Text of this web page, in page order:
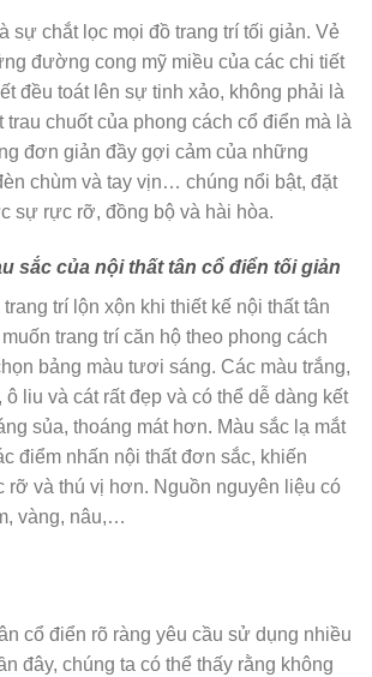
sự chắt lọc mọi đồ trang trí tối giản. Vẻ
đường cong mỹ miều của các chi tiết
đều toát lên sự tinh xảo, không phải là
chuốt của phong cách cổ điển mà là
đơn giản đầy gợi cảm của những
chùm và tay vịn… chúng nổi bật, đặt
sự rực rỡ, đồng bộ và hài hòa.
sắc của nội thất tân cổ điển tối giản
trí lộn xộn khi thiết kế nội thất tân
trang trí căn hộ theo phong cách
bảng màu tươi sáng. Các màu trắng,
liu và cát rất đẹp và có thể dễ dàng kết
sủa, thoáng mát hơn. Màu sắc lạ mắt
điểm nhấn nội thất đơn sắc, khiến
rỡ và thú vị hơn. Nguồn nguyên liệu có
vàng, nâu,…
cổ điển rõ ràng yêu cầu sử dụng nhiều
đây, chúng ta có thể thấy rằng không